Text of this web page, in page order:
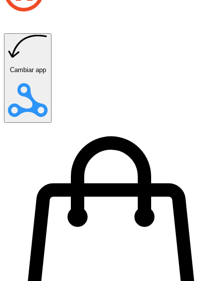
Cambiar app